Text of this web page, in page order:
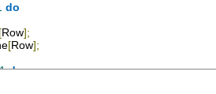
do
[Row];
[Row];
1 do